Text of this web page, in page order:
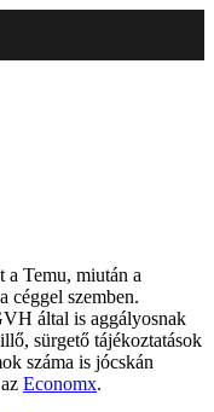
a Temu, miután a
céggel szemben.
által is aggályosnak
sürgető tájékoztatások
száma is jócskán
Economx.